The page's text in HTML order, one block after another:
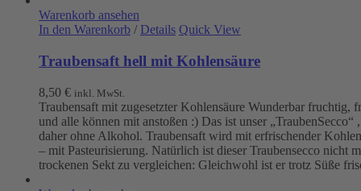
Warenkorb ansehen
In den Warenkorb / Details Quick View
Traubensaft hell mit Kohlensäure
8,50 € inkl. MwSt.
Traubensaft mit zugesetzter Kohlensäure Wunderbar fruchtig,
und alle können mit anstoßen :) Das ist unser „TraubenSecco“
daher ohne Alkohol. Traubensaft wird mit erfrischender
– mit Pasteurisierung. Natürlich ist dieser Traubensecco nicht
trockenen Sekt zu vergleichen: Gleichwohl ist er trotz Süße